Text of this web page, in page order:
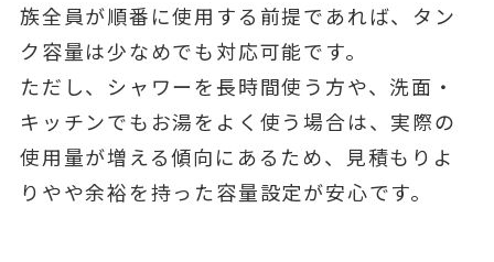
族全員が順番に使用する前提であれば、タン
ク容量は少なめでも対応可能です。
ただし、シャワーを長時間使う方や、洗面・
キッチンでもお湯をよく使う場合は、実際の
使用量が増える傾向にあるため、見積もりよ
りやや余裕を持った容量設定が安心です。